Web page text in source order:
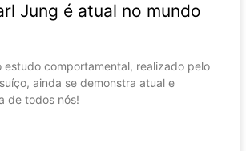
Jung é atual no mundo
estudo comportamental, realizado pelo
ainda se demonstra atual e
de todos nós!